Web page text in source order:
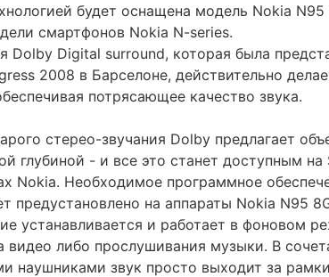
будет оснащена модель Nokia N95
смартфонов Nokia N-series.
Dolby Digital surround, которая была
2008 в Барселоне, действительно
потрясающее качество звука.
стерео-звучания Dolby предлагает
глубиной - и все это станет доступным на
Nokia. Необходимое программное
предустановлено на аппараты Nokia N95
устанавливается и работает в фоновом
видео либо прослушивания музыки. В
наушниками звук просто выходит за